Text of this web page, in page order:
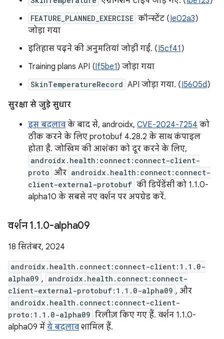
FEATURE_PLANNED_EXERCISE कॉन्स्टेंट (Ie02a3)
जोड़ा गया
इतिहास पढ़ने की अनुमतियां जोड़ी गईं. (I5cf41 )
Training plans API (If5be1) जोड़ा गया
SkinTemperatureRecord API जोड़ा गया. (I5605d)
सुरक्षा से जुड़े सुधार
इस बदलाव के बाद से, androidx, CVE-2024-7254 को
ठीक करने के लिए protobuf 4.28.2 के साथ कंपाइल
होता है. जोखिम की आशंका को दूर करने के लिए,
androidx.health:connect:connect-client-
proto और androidx.health:connect:connect-
client-external-protobuf की डिपेंडेंसी को 1.1.0-
alpha10 के सबसे नए वर्शन पर अपग्रेड करें.
वर्शन 1.1.0-alpha09
18 सितंबर, 2024
androidx.health.connect:connect-client:1.1.0-
alpha09 , androidx.health.connect:connect-
client-external-protobuf:1.1.0-alpha09 , और
androidx.health.connect:connect-client-
proto:1.1.0-alpha09 रिलीज़ किए गए हैं. वर्शन 1.1.0-
alpha09 में ये बदलाव शामिल हैं.